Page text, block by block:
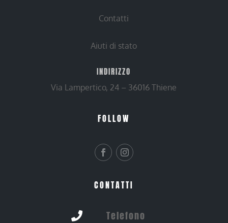
Contatti
Aiuti di stato
INDIRIZZO
Via Lampertico, 24 – 36016 Thiene
FOLLOW
CONTATTI
 Telefono